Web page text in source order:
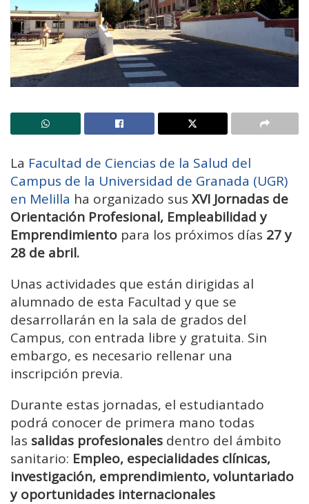
La Facultad de Ciencias de la Salud del
Campus de la Universidad de Granada (UGR)
en Melilla ha organizado sus XVI Jornadas de
Orientación Profesional, Empleabilidad y
Emprendimiento para los próximos días 27 y
28 de abril.
Unas actividades que están dirigidas al
alumnado de esta Facultad y que se
desarrollarán en la sala de grados del
Campus, con entrada libre y gratuita. Sin
embargo, es necesario rellenar una
inscripción previa.
Durante estas jornadas, el estudiantado
podrá conocer de primera mano todas
las salidas profesionales dentro del ámbito
sanitario: Empleo, especialidades clínicas,
investigación, emprendimiento, voluntariado
y oportunidades internacionales